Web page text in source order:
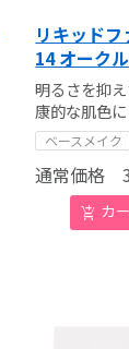
リキッド
14 オークル
明るさを抑
康的な肌色に
ベースメイク
通常価格